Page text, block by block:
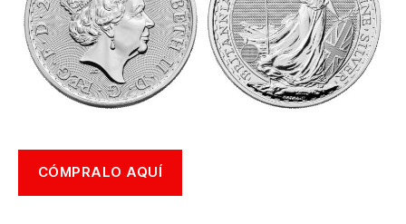
CÓMPRALO AQUÍ